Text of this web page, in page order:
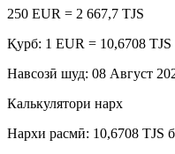
250 EUR = 2 667,7 TJS
Қурб: 1 EUR = 10,6708 TJS
Навсозӣ шуд: 08 Август
Калькулятори нарх
Нархи расмӣ: 10,6708 TJS